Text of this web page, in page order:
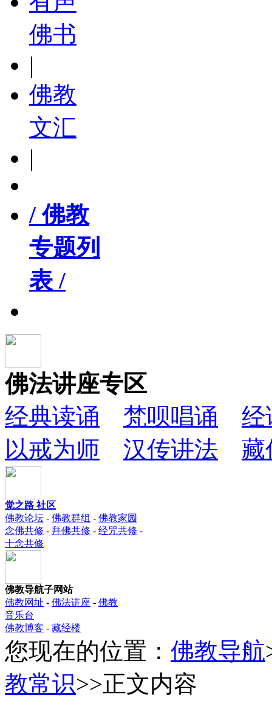
佛书
|
佛教
文汇
|
/ 佛教
专题列
表 /
佛法讲座专区
经典读诵
梵呗唱诵
经
以戒为师
汉传讲法 藏
觉之路 社区
佛教论坛 - 佛教群组 - 佛教家园
念佛共修 - 拜佛共修 - 经咒共修 -
十念共修
佛教导航子网站
佛教网址 - 佛法讲座 - 佛教
音乐台
佛教博客 - 藏经楼
您现在的位置： 佛教导航
教常识>>正文内容